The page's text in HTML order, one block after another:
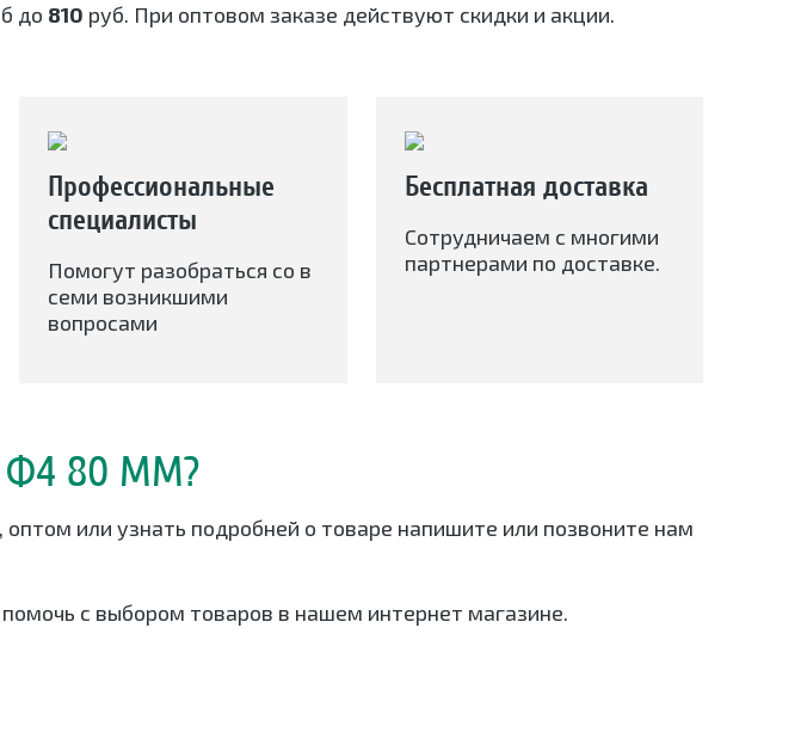
до 810 руб. При оптовом заказе действуют скидки и акции.
Профессиональные
специалисты
Помогут разобраться со в
семи возникшими
вопросами
Бесплатная доставка
Сотрудничаем с многими
партнерами по доставке.
Ф4 80 ММ?
или узнать подробней о товаре напишите или позвоните нам
с выбором товаров в нашем интернет магазине.